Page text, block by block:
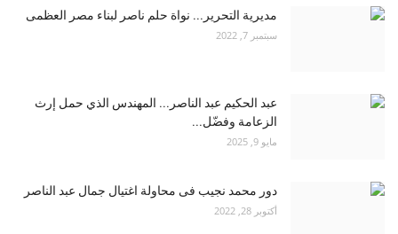
مديرية التحرير... نواة حلم ناصر لبناء مصر العظمى
سبتمبر 7, 2022
عبد الحكيم عبد الناصر... المهندس الذي حمل إرث
الزعامة وفضّل...
مايو 9, 2025
دور محمد نجيب فى محاولة اغتيال جمال عبد الناصر
أكتوبر 28, 2022